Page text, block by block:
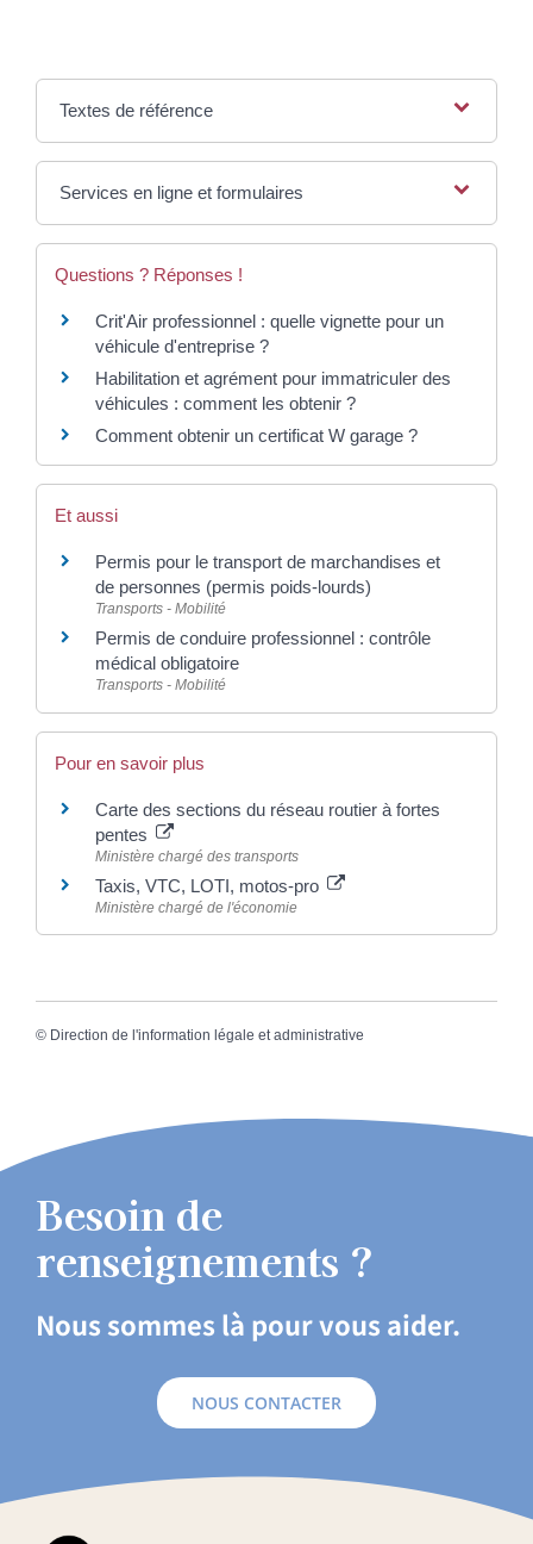
Textes de référence
Services en ligne et formulaires
Questions ? Réponses !
Crit'Air professionnel : quelle vignette pour un
véhicule d'entreprise ?
Habilitation et agrément pour immatriculer des
véhicules : comment les obtenir ?
Comment obtenir un certificat W garage ?
Et aussi
Permis pour le transport de marchandises et
de personnes (permis poids-lourds)
Transports - Mobilité
Permis de conduire professionnel : contrôle
médical obligatoire
Transports - Mobilité
Pour en savoir plus
Carte des sections du réseau routier à fortes
pentes
Ministère chargé des transports
Taxis, VTC, LOTI, motos-pro
Ministère chargé de l'économie
© Direction de l'information légale et administrative
Besoin de
renseignements ?
Nous sommes là pour vous aider.
NOUS CONTACTER